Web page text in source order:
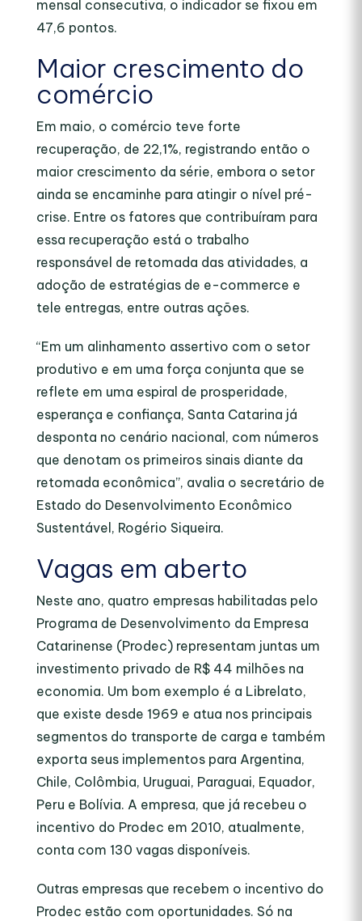
mensal consecutiva, o indicador se fixou em
47,6 pontos.
Maior crescimento do
comércio
Em maio, o comércio teve forte
recuperação, de 22,1%, registrando então o
maior crescimento da série, embora o setor
ainda se encaminhe para atingir o nível pré-
crise. Entre os fatores que contribuíram para
essa recuperação está o trabalho
responsável de retomada das atividades, a
adoção de estratégias de e-commerce e
tele entregas, entre outras ações.
“Em um alinhamento assertivo com o setor
produtivo e em uma força conjunta que se
reflete em uma espiral de prosperidade,
esperança e confiança, Santa Catarina já
desponta no cenário nacional, com números
que denotam os primeiros sinais diante da
retomada econômica”, avalia o secretário de
Estado do Desenvolvimento Econômico
Sustentável, Rogério Siqueira.
Vagas em aberto
Neste ano, quatro empresas habilitadas pelo
Programa de Desenvolvimento da Empresa
Catarinense (Prodec) representam juntas um
investimento privado de R$ 44 milhões na
economia. Um bom exemplo é a Librelato,
que existe desde 1969 e atua nos principais
segmentos do transporte de carga e também
exporta seus implementos para Argentina,
Chile, Colômbia, Uruguai, Paraguai, Equador,
Peru e Bolívia. A empresa, que já recebeu o
incentivo do Prodec em 2010, atualmente,
conta com 130 vagas disponíveis.
Outras empresas que recebem o incentivo do
Prodec estão com oportunidades. Só na